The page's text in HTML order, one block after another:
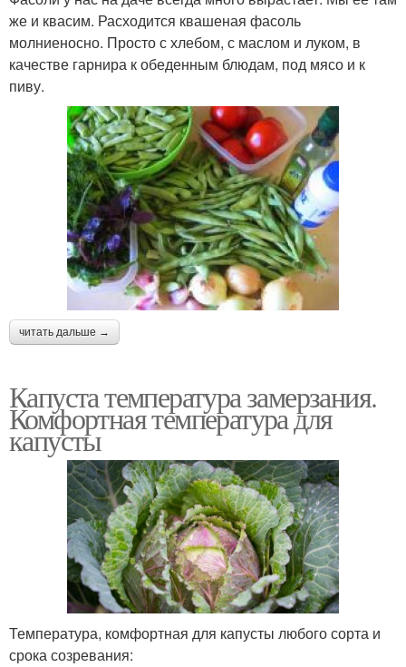
же и квасим. Расходится квашеная фасоль
молниеносно. Просто с хлебом, с маслом и луком, в
качестве гарнира к обеденным блюдам, под мясо и к
пиву.
читать дальше →
Капуста температура замерзания.
Комфортная температура для
капусты
Температура, комфортная для капусты любого сорта и
срока созревания: